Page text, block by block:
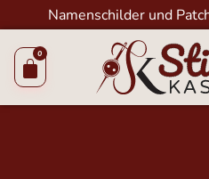
Namenschilder und